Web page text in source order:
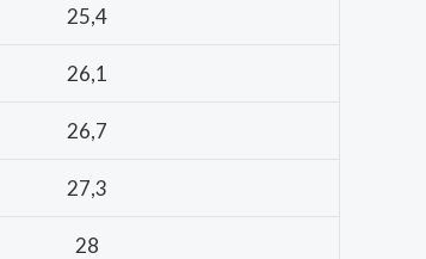
25,4
26,1
26,7
27,3
28